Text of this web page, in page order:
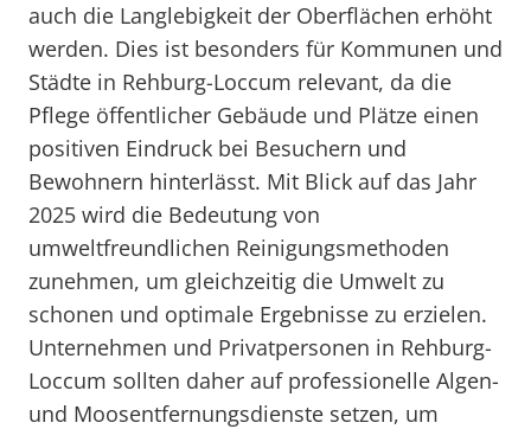
auch die Langlebigkeit der Oberflächen erhöht
werden. Dies ist besonders für Kommunen und
Städte in Rehburg-Loccum relevant, da die
Pflege öffentlicher Gebäude und Plätze einen
positiven Eindruck bei Besuchern und
Bewohnern hinterlässt. Mit Blick auf das Jahr
2025 wird die Bedeutung von
umweltfreundlichen Reinigungsmethoden
zunehmen, um gleichzeitig die Umwelt zu
schonen und optimale Ergebnisse zu erzielen.
Unternehmen und Privatpersonen in Rehburg-
Loccum sollten daher auf professionelle Algen-
und Moosentfernungsdienste setzen, um